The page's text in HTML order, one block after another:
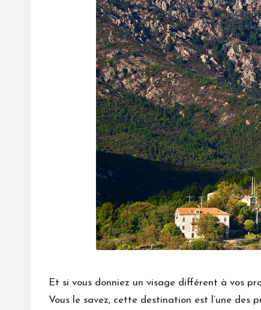
Et si vous donniez un visage différent à vos
Vous le savez, cette destination est l’une des